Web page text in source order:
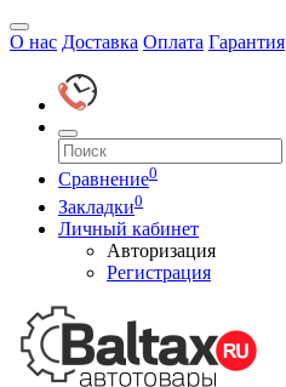
О нас Доставка Оплата Гарантия
Сравнение0
Закладки0
Личный кабинет
Авторизация
Регистрация